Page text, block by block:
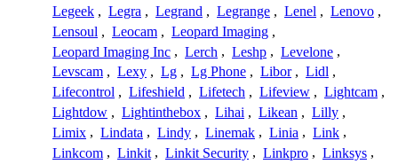
Legeek , Legra , Legrand , Legrange , Lenel , Lenovo ,
Lensoul , Leocam , Leopard Imaging ,
Leopard Imaging Inc , Lerch , Leshp , Levelone ,
Levscam , Lexy , Lg , Lg Phone , Libor , Lidl ,
Lifecontrol , Lifeshield , Lifetech , Lifeview , Lightcam ,
Lightdow , Lightinthebox , Lihai , Likean , Lilly ,
Limix , Lindata , Lindy , Linemak , Linia , Link ,
Linkcom , Linkit , Linkit Security , Linkpro , Linksys ,